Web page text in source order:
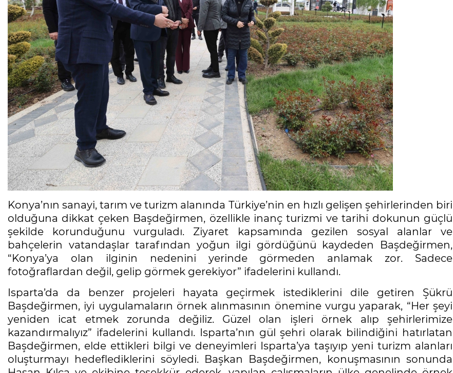
Konya’nın sanayi, tarım ve turizm alanında Türkiye’nin en hızlı gelişen şehirlerinden biri
olduğuna dikkat çeken Başdeğirmen, özellikle inanç turizmi ve tarihi dokunun güçlü
şekilde korunduğunu vurguladı. Ziyaret kapsamında gezilen sosyal alanlar ve
bahçelerin vatandaşlar tarafından yoğun ilgi gördüğünü kaydeden Başdeğirmen,
“Konya’ya olan ilginin nedenini yerinde görmeden anlamak zor. Sadece
fotoğraflardan değil, gelip görmek gerekiyor” ifadelerini kullandı.
Isparta’da da benzer projeleri hayata geçirmek istediklerini dile getiren Şükrü
Başdeğirmen, iyi uygulamaların örnek alınmasının önemine vurgu yaparak, “Her şeyi
yeniden icat etmek zorunda değiliz. Güzel olan işleri örnek alıp şehirlerimize
kazandırmalıyız” ifadelerini kullandı. Isparta’nın gül şehri olarak bilindiğini hatırlatan
Başdeğirmen, elde ettikleri bilgi ve deneyimleri Isparta’ya taşıyıp yeni turizm alanları
oluşturmayı hedeflediklerini söyledi. Başkan Başdeğirmen, konuşmasının sonunda